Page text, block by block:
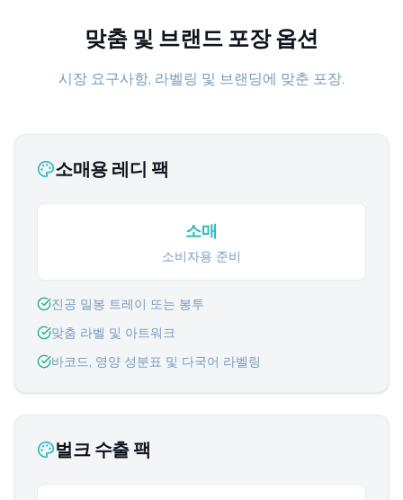
맞춤 및 브랜드 포장 옵션
시장 요구사항, 라벨링 및 브랜딩에 맞춘 포장.
소매용 레디 팩
소매
소비자용 준비
진공 밀봉 트레이 또는 봉투
맞춤 라벨 및 아트워크
바코드, 영양 성분표 및 다국어 라벨링
벌크 수출 팩